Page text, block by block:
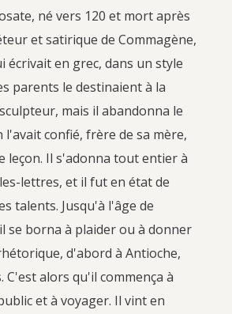
né vers 120 et mort après
et satirique de Commagène,
écrivait en grec, dans un style
parents le destinaient à la
mais il abandonna le
l'avait confié, frère de sa mère,
leçon. Il s'adonna tout entier à
lettres, et il fut en état de
talents. Jusqu'à l'âge de
se borna à plaider ou à donner
d'abord à Antioche,
C'est alors qu'il commença à
et à voyager. Il vint en